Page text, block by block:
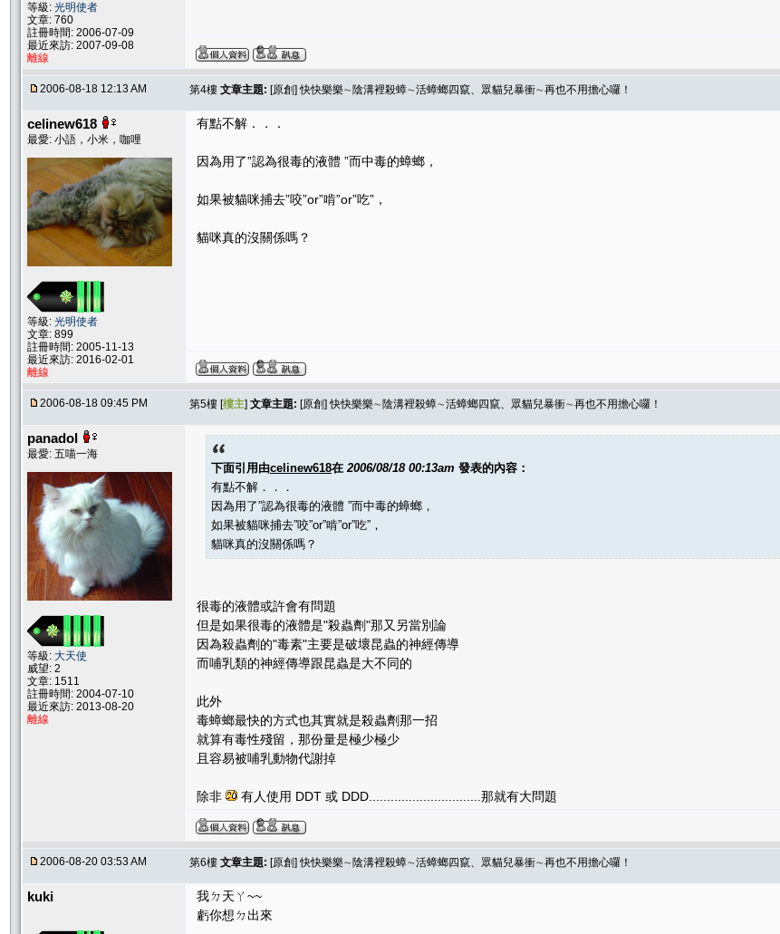
等級: 光明使者
文章: 760
註冊時間: 2006-07-09
最近來訪: 2007-09-08
離線
2006-08-18 12:13 AM 第4樓 文章主題: [原創] 快快樂樂∼陰溝裡殺蟑∼活蟑螂四竄、眾貓兒暴衝∼再也不用擔心囉！
celinew618
最愛: 小語，小米，咖哩
等級: 光明使者
文章: 899
註冊時間: 2005-11-13
最近來訪: 2016-02-01
離線
有點不解．．．
因為用了”認為很毒的液體 ”而中毒的蟑螂，
如果被貓咪捕去”咬”or”啃”or”吃”，
貓咪真的沒關係嗎？
2006-08-18 09:45 PM 第5樓 [樓主] 文章主題: [原創] 快快樂樂∼陰溝裡殺蟑∼活蟑螂四竄、眾貓兒暴衝∼再也不用擔心囉！
panadol
最愛: 五喵一海
等級: 大天使
威望: 2
文章: 1511
註冊時間: 2004-07-10
最近來訪: 2013-08-20
離線
下面引用由celinew618在 2006/08/18 00:13am 發表的內容：
有點不解．．．
因為用了”認為很毒的液體 ”而中毒的蟑螂，
如果被貓咪捕去”咬”or”啃”or”吃”，
貓咪真的沒關係嗎？
很毒的液體或許會有問題
但是如果很毒的液體是"殺蟲劑"那又另當別論
因為殺蟲劑的"毒素"主要是破壞昆蟲的神經傳導
而哺乳類的神經傳導跟昆蟲是大不同的
此外
毒蟑螂最快的方式也其實就是殺蟲劑那一招
就算有毒性殘留，那份量是極少極少
且容易被哺乳動物代謝掉
除非 有人使用 DDT 或 DDD...............................那就有大問題
2006-08-20 03:53 AM 第6樓 文章主題: [原創] 快快樂樂∼陰溝裡殺蟑∼活蟑螂四竄、眾貓兒暴衝∼再也不用擔心囉！
kuki
我ㄉ天ㄚ~~
虧你想ㄉ出來